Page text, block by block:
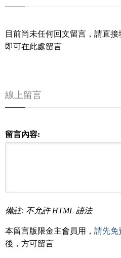
目前尚未任何回文留言，請直
即可在此處留言
線上留言
留言內容:
備註: 不允許 HTML 語法
本留言版限金主會員用， 請先免
後，方可留言